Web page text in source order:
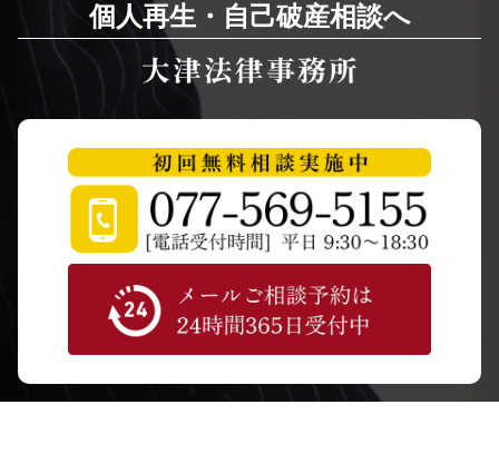
個人再生・自己破産相談へ